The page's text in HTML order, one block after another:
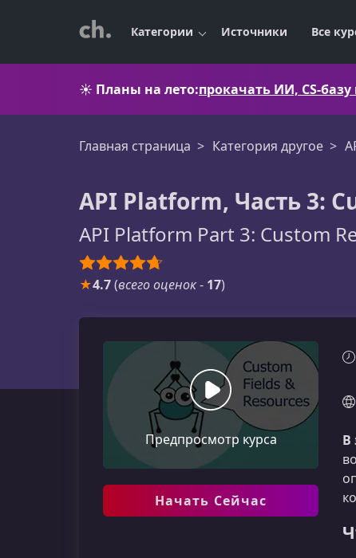
Категории Источники Все
☀️ Планы на лето:прокачать ИИ, CS-
Главная страница Категория другое
API Platform, Часть 3:
API Platform Part 3: Custom
★4.7(всего оценок- 17)
Предпросмотр курса
Начать Сейчас
В